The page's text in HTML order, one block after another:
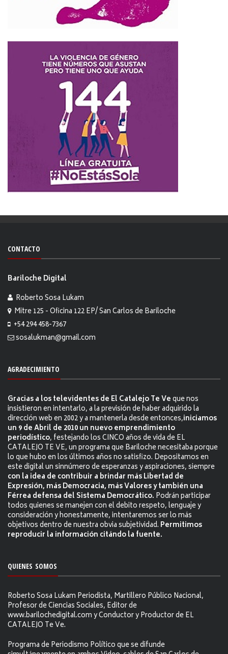
CONTACTO
Bariloche Digital
Roberto Sosa Lukam
Mitre 125 - Oficina 122 EP/ San Carlos de Bariloche
+54 294 458-7367
sosalukman@gmail.com
AGRADECIMIENTO
Gracias a los televidentes de El Catalejo Te Veque nos
insistieron en intentarlo, a la previsión de haber adquirido la
dirección web en 2002 y a mantenerla desde entonces,iniciamos
un 9 de Abril de 2010 un nuevo emprendimiento
periodístico, festejando los CINCO años de vida de EL
CATALEJO TE VE, un programa que Bariloche necesitaba porque
lo que hubo en los últimos años no satisfizo. Depositamos en
este digital un sinnúmero de esperanzas y aspiraciones, siempre
con la idea de contribuir a brindar más Libertad de
Expresión, más Democracia, más Valores y también una
Férrea defensa del Sistema Democrático. Podrán participar
todos quienes se manejen con el debito respeto, lenguaje y
consideración y honestamente, intentaremos ser lo más
objetivos dentro de nuestra obvia subjetividad. Permitimos
reproducir la información citándo la fuente.
QUIENES SOMOS
Roberto Sosa Lukam Periodista, Martillero Público Nacional,
Profesor de Ciencias Sociales, Editor de
www.barilochedigital.com y Conductor y Productor de EL
CATALEJO Te Ve.
Programa de Periodismo Político que se difunde